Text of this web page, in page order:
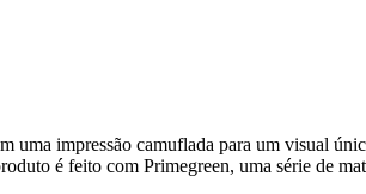
uma impressão camuflada para um visual
é feito com Primegreen, uma série de